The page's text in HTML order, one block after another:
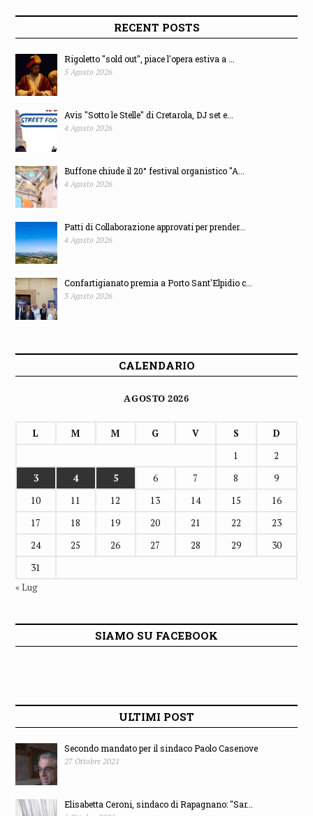
RECENT POSTS
Rigoletto "sold out", piace l'opera estiva a ...
5 Agosto 2026
Avis "Sotto le Stelle" di Cretarola, DJ set e...
4 Agosto 2026
Buffone chiude il 20° festival organistico "A...
4 Agosto 2026
Patti di Collaborazione approvati per prender...
4 Agosto 2026
Confartigianato premia a Porto Sant'Elpidio c...
3 Agosto 2026
CALENDARIO
AGOSTO 2026
L M M G V S
D
1
2
3
4 5 6 7 8
9
10
11 12 13 14 15
16
17
18 19 20 21 22
23
24
25 26 27 28 29
30
31
« Lug
SIAMO SU FACEBOOK
ULTIMI POST
Secondo mandato per il sindaco Paolo Casenove
27 Ottobre 2021
Elisabetta Ceroni, sindaco di Rapagnano: "Sar...